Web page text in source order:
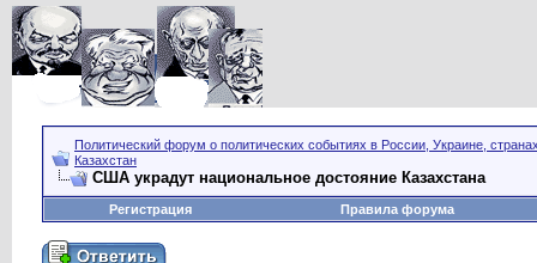
Политический форум о политических событиях в России, Украине,
Казахстан
США украдут национальное достояние Казахстана
Регистрация Правила форума